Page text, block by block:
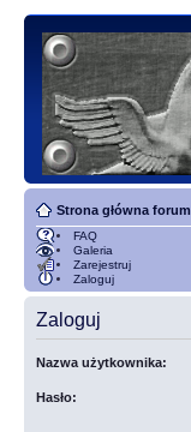
Strona główna forum
FAQ
Galeria
Zarejestruj
Zaloguj
Zaloguj
Nazwa użytkownika:
Hasło: